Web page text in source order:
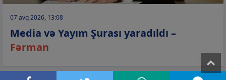
07 avq 2026, 13:08
Media və Yayım Şurası yaradıldı –
Fərman